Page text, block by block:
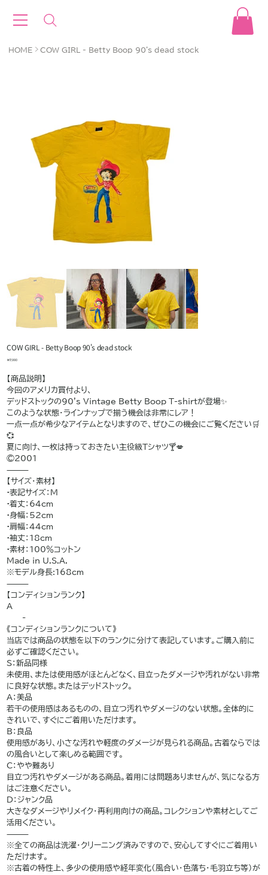
HOME > COW GIRL - Betty Boop 90's dead stock
COW GIRL - Betty Boop 90's dead stock
価
￥17,990
【商品説明】
今回のアメリカ買付より、
デッドストックの90's Vintage Betty Boop T-shirtが登場✨
このような状態・ラインナップで揃う機会は非常にレア！
一点一点が希少なアイテムとなりますので、ぜひこの機会にご覧ください🛒
💞
夏に向け、一枚は持っておきたい主役級Tシャツ🍸💋
©️2001
⸻
【サイズ・素材】
•表記サイズ：M
•着丈：64cm
•身幅：52cm
•肩幅：44cm
•袖丈：18cm
•素材：100％コットン
Made in U.S.A.
※モデル身長:168cm
⸻
【コンディションランク】
A
——-
《コンディションランクについて》
当店では商品の状態を以下のランクに分けて表記しています。ご購入前に
必ずご確認ください。
S：新品同様
未使用、または使用感がほとんどなく、目立ったダメージや汚れがない非常
に良好な状態。またはデッドストック。
A：美品
若干の使用感はあるものの、目立つ汚れやダメージのない状態。全体的に
きれいで、すぐにご着用いただけます。
B：良品
使用感があり、小さな汚れや軽度のダメージが見られる商品。古着ならでは
の風合いとして楽しめる範囲です。
C：やや難あり
目立つ汚れやダメージがある商品。着用には問題ありませんが、気になる方
はご注意ください。
D：ジャンク品
大きなダメージやリメイク・再利用向けの商品。コレクションや素材としてご
活用ください。
⸻
※全ての商品は洗濯・クリーニング済みですので、安心してすぐにご着用い
ただけます。
※古着の特性上、多少の使用感や経年変化（風合い・色落ち・毛羽立ち等）が